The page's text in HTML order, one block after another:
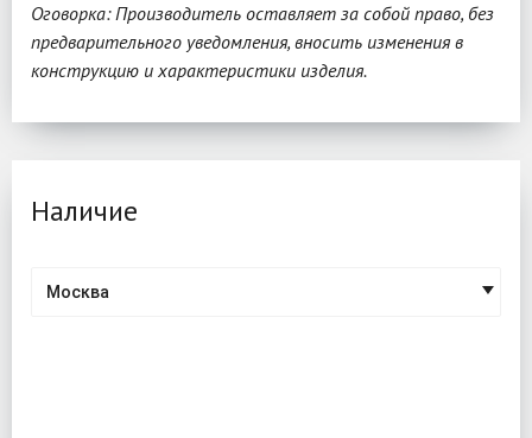
Оговорка: Производитель оставляет за собой право, без
предварительного уведомления, вносить изменения в
конструкцию и характеристики изделия.
Наличие
Москва